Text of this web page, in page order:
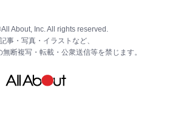
About, Inc. All rights reserved.
事・写真・イラストなど、
断複写・転載・公衆送信等を禁じます。